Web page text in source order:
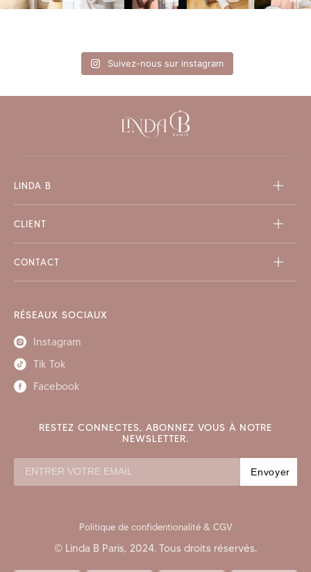
Suivez-nous sur instagram
LINDA B
CLIENT
CONTACT
RÉSEAUX SOCIAUX
Instagram
Tik Tok
Facebook
RESTEZ CONNECTES, ABONNEZ VOUS À NOTRE
NEWSLETTER.
Envoyer
Politique de confidentionalité & CGV
© Linda B Paris, 2024. Tous droits réservés.